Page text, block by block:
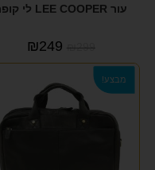
עור LEE COOPER לי קופר
₪299
₪249
מבצע!